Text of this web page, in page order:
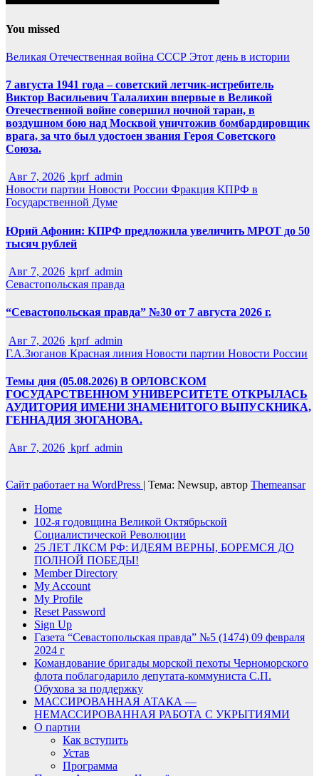
You missed
Великая Отечественная война СССР Этот день в истории
7 августа 1941 года – советский летчик-истребитель
Виктор Васильевич Талалихин впервые в Великой
Отечественной войне совершил ночной таран, в
воздушном бою над Москвой уничтожив бомбардировщик
врага, за что был удостоен звания Героя Советского
Союза.
Авг 7, 2026 kprf_admin
Новости партии Новости России Фракция КПРФ в
Государственной Думе
Юрий Афонин: КПРФ предложила увеличить МРОТ до 50
тысяч рублей
Авг 7, 2026 kprf_admin
Севастопольская правда
“Севастопольская правда” №30 от 7 августа 2026 г.
Авг 7, 2026 kprf_admin
Г.А.Зюганов Красная линия Новости партии Новости России
Темы дня (05.08.2026) В ОРЛОВСКОМ
ГОСУДАРСТВЕННОМ УНИВЕРСИТЕТЕ ОТКРЫЛАСЬ
АУДИТОРИЯ ИМЕНИ ЗНАМЕНИТОГО ВЫПУСКНИКА,
ГЕННАДИЯ ЗЮГАНОВА.
Авг 7, 2026 kprf_admin
Сайт работает на WordPress | Тема: Newsup, автор Themeansar
Home
102-я годовщина Великой Октябрьской
Социалистической Революции
25 ЛЕТ ЛКСМ РФ: ИДЕЯМ ВЕРНЫ, БОРЕМСЯ ДО
ПОЛНОЙ ПОБЕДЫ!
Member Directory
My Account
My Profile
Reset Password
Sign Up
Газета “Севастопольская правда” №5 (1474) 09 февраля
2024 г
Командование бригады морской пехоты Черноморского
флота поблагодарило депутата-коммуниста С.П.
Обухова за поддержку
МАССИРОВАННАЯ АТАКА —
НЕМАССИРОВАННАЯ РАБОТА С УКРЫТИЯМИ
О партии
Как вступить
Устав
Программа